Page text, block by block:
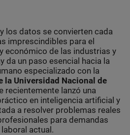
los datos se convierten cada
imprescindibles para el
económico de las industrias y
da un paso esencial hacia la
especializado con la
la Universidad Nacional de
recientemente lanzó una
en inteligencia artificial y
a resolver problemas reales
para demandas
actual.